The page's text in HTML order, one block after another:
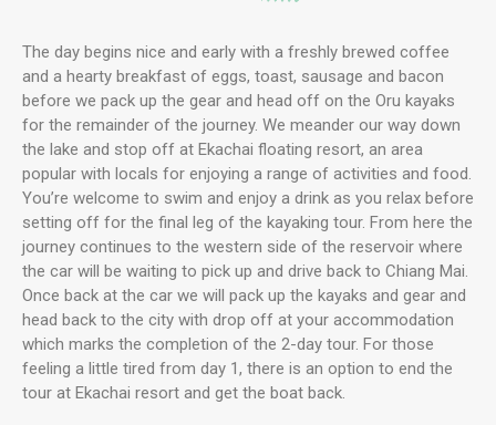
The day begins nice and early with a freshly brewed coffee
and a hearty breakfast of eggs, toast, sausage and bacon
before we pack up the gear and head off on the Oru kayaks
for the remainder of the journey. We meander our way down
the lake and stop off at Ekachai floating resort, an area
popular with locals for enjoying a range of activities and food.
You’re welcome to swim and enjoy a drink as you relax before
setting off for the final leg of the kayaking tour. From here the
journey continues to the western side of the reservoir where
the car will be waiting to pick up and drive back to Chiang Mai.
Once back at the car we will pack up the kayaks and gear and
head back to the city with drop off at your accommodation
which marks the completion of the 2-day tour. For those
feeling a little tired from day 1, there is an option to end the
tour at Ekachai resort and get the boat back.